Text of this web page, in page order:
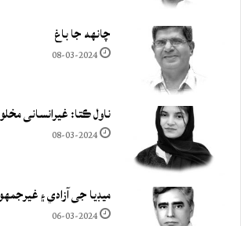
چانهه جا باغ
08-03-2024
ناول ڪتا: غيرانساني
08-03-2024
ميڊيا جي آزادي ۽
06-03-2024